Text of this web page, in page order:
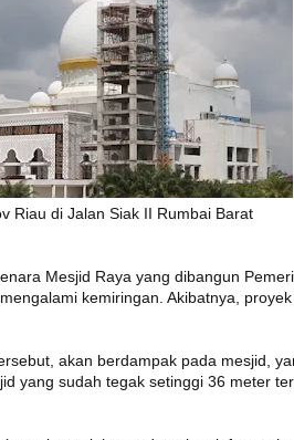
Riau di Jalan Siak II Rumbai Barat
Mesjid Raya yang dibangun
kemiringan. Akibatnya,
akan berdampak pada mesjid,
yang sudah tegak setinggi 36 meter